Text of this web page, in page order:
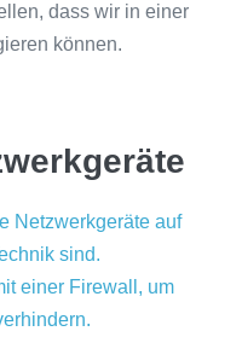
dass wir in einer
können.
Netzwerkgeräte auf
sind.
einer Firewall, um